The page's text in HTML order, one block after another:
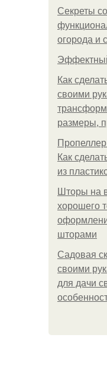
Секреты
огорода и
Как
своими
размеры,
Пропеллер
Как
из
Шторы на
хорошего
шторами
Садовая
своими
для дачи